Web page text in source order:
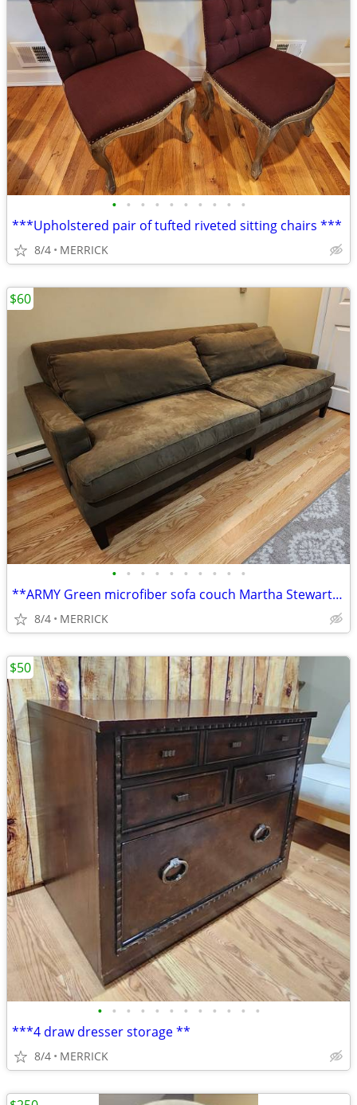
• • • • • • • • • •
***Upholstered pair of tufted riveted sitting chairs ***
8/4 MERRICK
• • • • • • • • • •
**ARMY Green microfiber sofa couch Martha Stewart Living**
8/4 MERRICK
$60
• • • • • • • • • • • •
***4 draw dresser storage **
8/4 MERRICK
$50